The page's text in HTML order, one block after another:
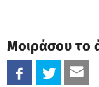
Μοιράσου το